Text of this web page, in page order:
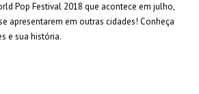
Pop Festival 2018 que acontece em julho,
apresentarem em outras cidades! Conheça
e sua história.